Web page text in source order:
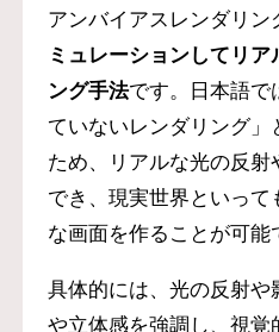
アンバイアスレンダリン
ミュレーションしてリ
ング手法です。日本語で
ていないレンダリング
ため、リアルな光の反
でき、現実世界といっ
な画面を作ることが可能
具体的には、光の反射
や立体感を強調し、視覚